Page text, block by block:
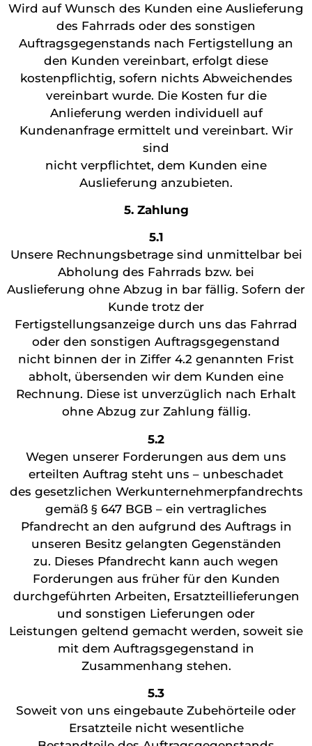
Wird auf Wunsch des Kunden eine Auslieferung
des Fahrrads oder des sonstigen
Auftragsgegenstands nach Fertigstellung an
den Kunden vereinbart, erfolgt diese
kostenpflichtig, sofern nichts Abweichendes
vereinbart wurde. Die Kosten fur die
Anlieferung werden individuell auf
Kundenanfrage ermittelt und vereinbart. Wir
sind
nicht verpflichtet, dem Kunden eine
Auslieferung anzubieten.
5. Zahlung
5.1
Unsere Rechnungsbetrage sind unmittelbar bei
Abholung des Fahrrads bzw. bei
Auslieferung ohne Abzug in bar fällig. Sofern der
Kunde trotz der
Fertigstellungsanzeige durch uns das Fahrrad
oder den sonstigen Auftragsgegenstand
nicht binnen der in Ziffer 4.2 genannten Frist
abholt, übersenden wir dem Kunden eine
Rechnung. Diese ist unverzüglich nach Erhalt
ohne Abzug zur Zahlung fällig.
5.2
Wegen unserer Forderungen aus dem uns
erteilten Auftrag steht uns – unbeschadet
des gesetzlichen Werkunternehmerpfandrechts
gemäß § 647 BGB – ein vertragliches
Pfandrecht an den aufgrund des Auftrags in
unseren Besitz gelangten Gegenständen
zu. Dieses Pfandrecht kann auch wegen
Forderungen aus früher für den Kunden
durchgeführten Arbeiten, Ersatzteillieferungen
und sonstigen Lieferungen oder
Leistungen geltend gemacht werden, soweit sie
mit dem Auftragsgegenstand in
Zusammenhang stehen.
5.3
Soweit von uns eingebaute Zubehörteile oder
Ersatzteile nicht wesentliche